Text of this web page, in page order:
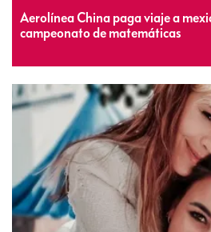
Aerolínea China paga viaje a
campeonato de matemáticas